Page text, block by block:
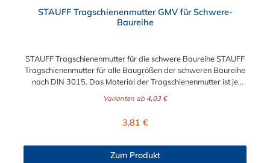
STAUFF Tragschienenmutter GMV für Schwere-
Baureihe
STAUFF Tragschienenmutter für die schwere Baureihe STAUFF
Tragschienenmutter für alle Baugrößen der schweren Baureihe
nach DIN 3015. Das Material der Tragschienenmutter ist je
galvanisch verzinkter Stahl.
Varianten ab 4,03 €
Regulärer Preis:
3,81 €
Zum Produkt